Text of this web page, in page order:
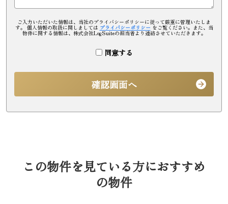
ご入力いただいた情報は、当社のプライバシーポリシーに従って厳重に管理いたしま
す。 個人情報の取扱に関しましては プライバシーポリシー をご覧ください。また、当
物件に関する情報は、株式会社LogSuiteの担当者より連絡させていただきます。
同意する
確認画面へ
この物件を見ている方におすすめ
の物件